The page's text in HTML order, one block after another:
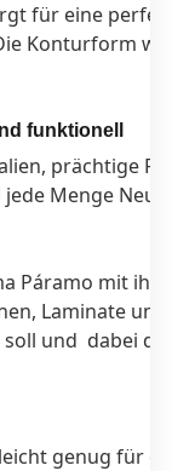
für eine
Konturform
funktionell
prächtige
Menge
Páramo mit
Laminate und
und dabei
genug für